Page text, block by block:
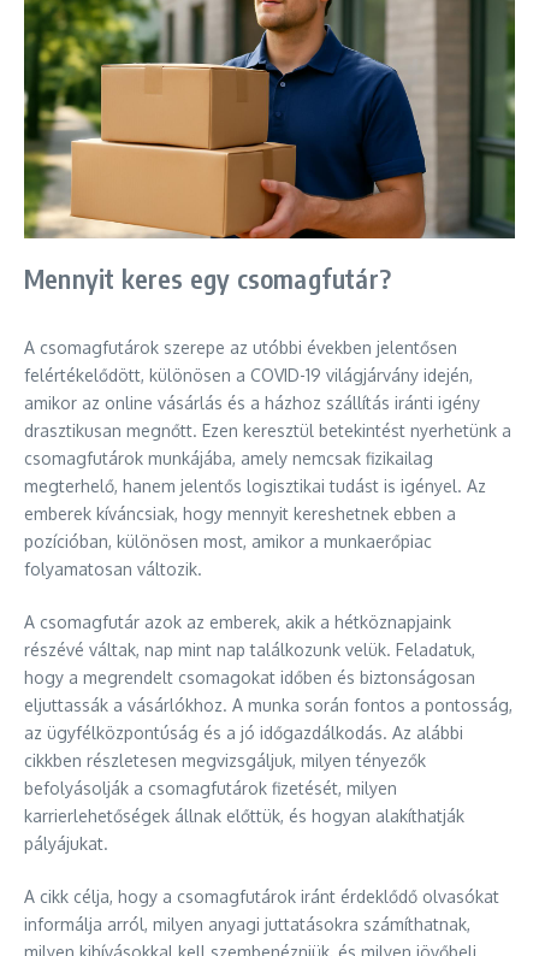
Mennyit keres egy csomagfutár?
A csomagfutárok szerepe az utóbbi években jelentősen
felértékelődött, különösen a COVID-19 világjárvány idején,
amikor az online vásárlás és a házhoz szállítás iránti igény
drasztikusan megnőtt. Ezen keresztül betekintést nyerhetünk a
csomagfutárok munkájába, amely nemcsak fizikailag
megterhelő, hanem jelentős logisztikai tudást is igényel. Az
emberek kíváncsiak, hogy mennyit kereshetnek ebben a
pozícióban, különösen most, amikor a munkaerőpiac
folyamatosan változik.
A csomagfutár azok az emberek, akik a hétköznapjaink
részévé váltak, nap mint nap találkozunk velük. Feladatuk,
hogy a megrendelt csomagokat időben és biztonságosan
eljuttassák a vásárlókhoz. A munka során fontos a pontosság,
az ügyfélközpontúság és a jó időgazdálkodás. Az alábbi
cikkben részletesen megvizsgáljuk, milyen tényezők
befolyásolják a csomagfutárok fizetését, milyen
karrierlehetőségek állnak előttük, és hogyan alakíthatják
pályájukat.
A cikk célja, hogy a csomagfutárok iránt érdeklődő olvasókat
informálja arról, milyen anyagi juttatásokra számíthatnak,
milyen kihívásokkal kell szembenézniük, és milyen jövőbeli